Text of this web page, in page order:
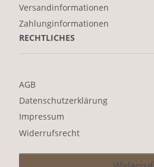
Versandinformationen
Zahlunginformationen
RECHTLICHES
AGB
Datenschutzerklärung
Impressum
Widerrufsrecht